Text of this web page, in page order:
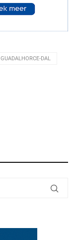
GUADALHORCE-DAL